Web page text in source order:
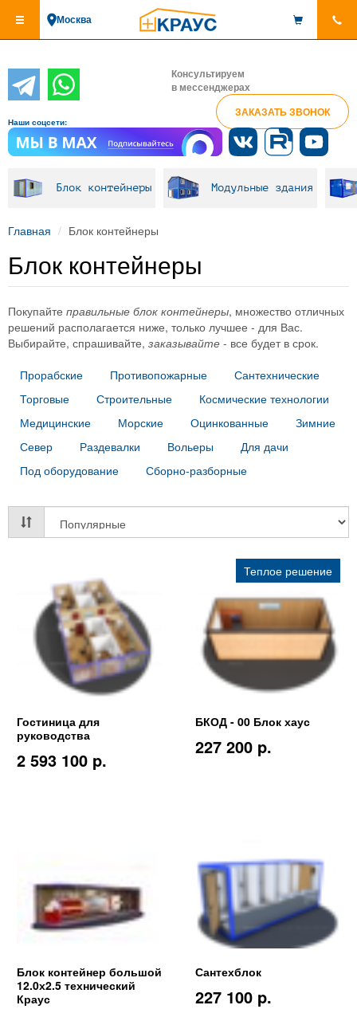
основному
Москва
Консультируем
в мессенджерах
ЗАКАЗАТЬ ЗВОНОК
Наши соцсети:
Блок контейнеры Модульные здания
Главная Блок контейнеры
Блок контейнеры
Покупайте правильные блок контейнеры, множество отличных
решений располагается ниже, только лучшее - для Вас.
Выбирайте, спрашивайте, заказывайте - все будет в срок.
Прорабские
Противопожарные
Сантехнические
Торговые
Строительные
Космические технологии
Медицинские
Морские Оцинкованные
Зимние
Север
Раздевалки Вольеры
Для дачи
Под оборудование
Сборно-разборные
Гостиница для
руководства
2 593 100 p.
Теплое решение
БКОД - 00 Блок хаус
227 200 p.
Блок контейнер большой
12.0х2.5 технический
Краус
Сантехблок
227 100 p.